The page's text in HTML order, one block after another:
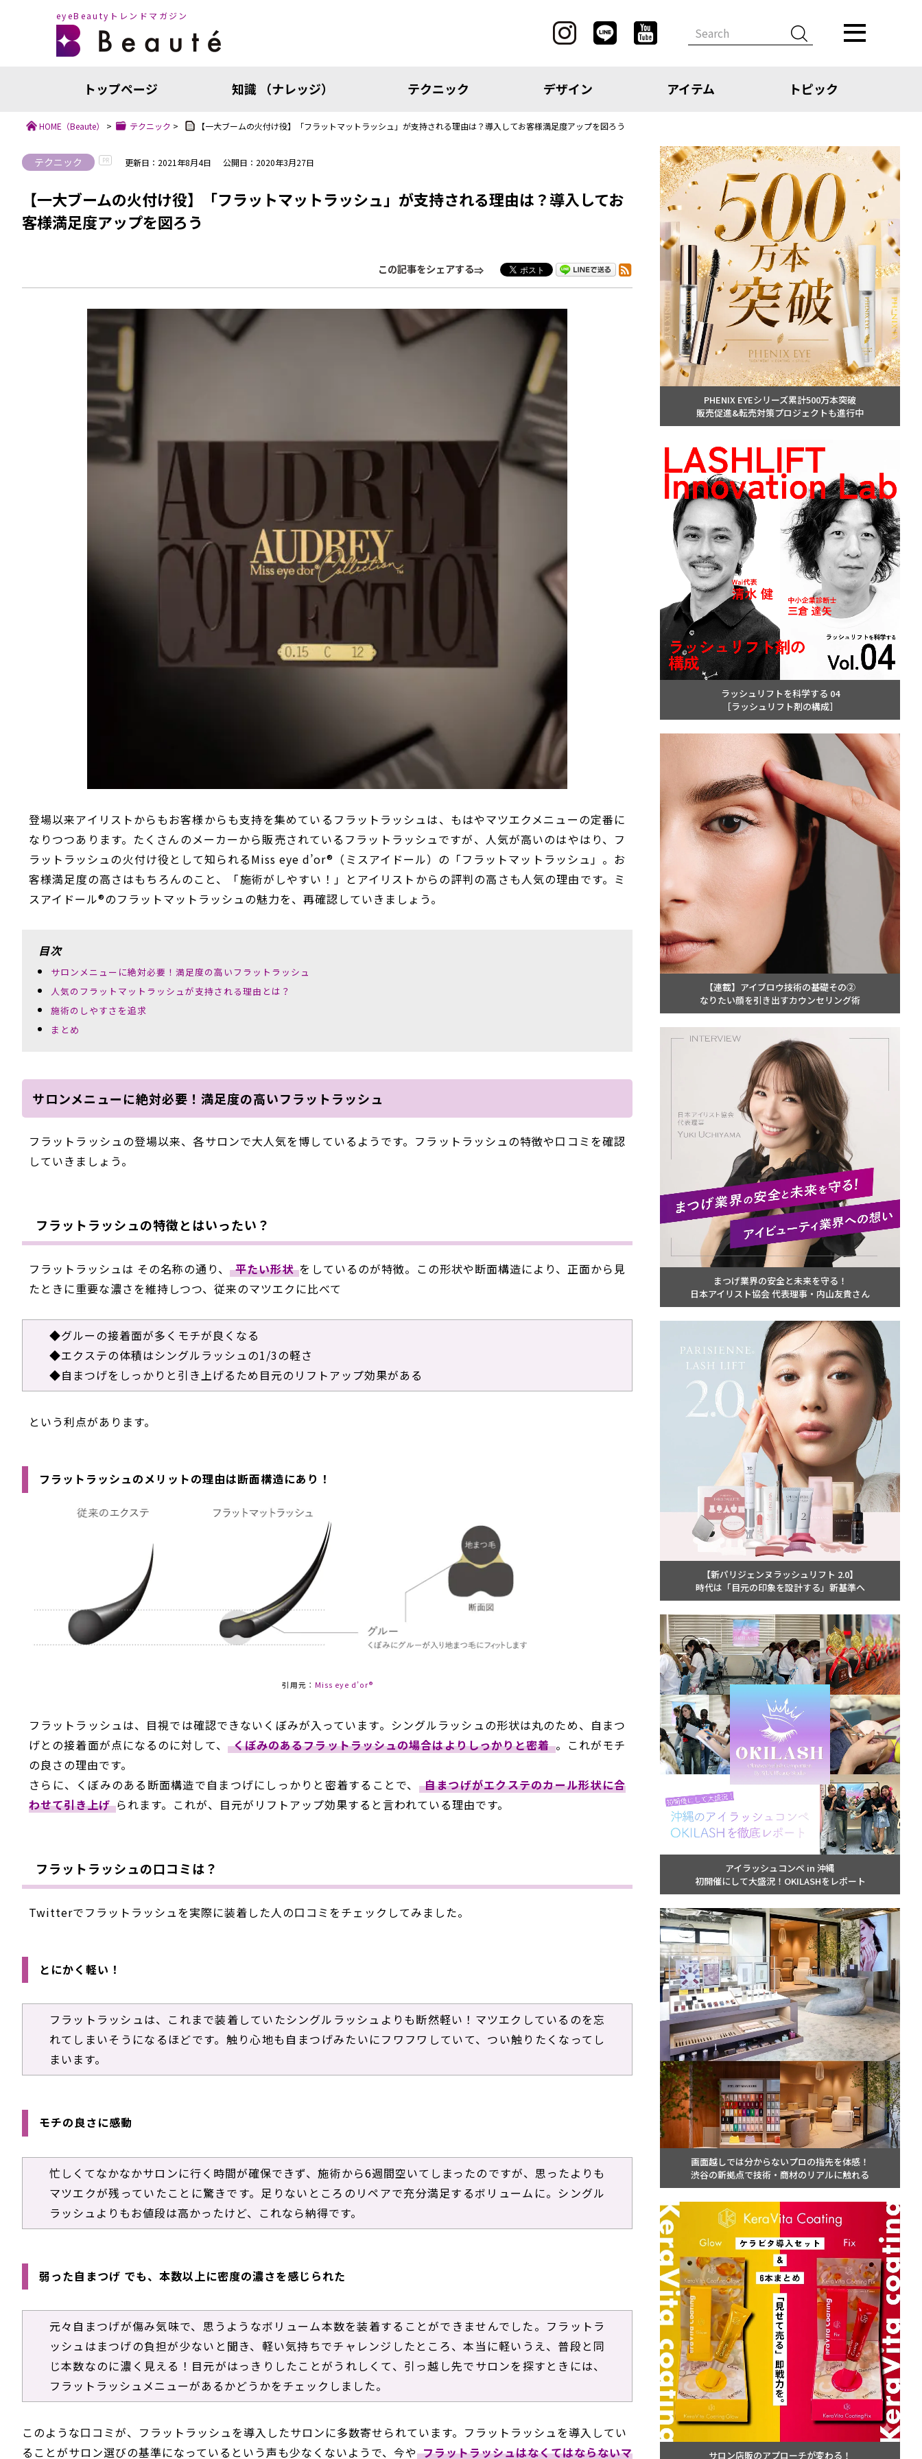
デザイン
アイテム トピック
利用規約 お問い合わせ プライバシーポリシー
Official Social account
eyeBeautyトレンドマガジン
トップページ 知識 （ナレッジ） テクニック デザイン アイテム トピック
HOME （Beaute） > テクニック > 【一大ブームの火付け役】「フラットマットラッシュ」が支持される理由は？導入してお客様満足度アップを図ろう
テクニック PR 更新日：2021年8月4日 公開日：2020年3月27日
【一大ブームの火付け役】「フラットマットラッシュ」が支持される理由は？導入してお
客様満足度アップを図ろう
この記事をシェアする
登場以来アイリストからもお客様からも支持を集めているフラットラッシュは、もはやマツエクメニューの定番に
なりつつあります。たくさんのメーカーから販売されているフラットラッシュですが、人気が高いのはやはり、フ
ラットラッシュの火付け役として知られるMiss eye d’or®（ミスアイドール）の「フラットマットラッシュ」。お
客様満足度の高さはもちろんのこと、「施術がしやすい！」とアイリストからの評判の高さも人気の理由です。ミ
スアイドール®のフラットマットラッシュの魅力を、再確認していきましょう。
目次
サロンメニューに絶対必要！満足度の高いフラットラッシュ
人気のフラットマットラッシュが支持される理由とは？
施術のしやすさを追求
まとめ
サロンメニューに絶対必要！満足度の高いフラットラッシュ
フラットラッシュの登場以来、各サロンで大人気を博しているようです。フラットラッシュの特徴や口コミを確認
していきましょう。
フラットラッシュの特徴とはいったい？
フラットラッシュは その名称の通り、 平たい形状 をしているのが特徴。この形状や断面構造により、正面から見
たときに重要な濃さを維持しつつ、従来のマツエクに比べて
◆グルーの接着面が多くモチが良くなる
◆エクステの体積はシングルラッシュの1/3の軽さ
◆自まつげをしっかりと引き上げるため目元のリフトアップ効果がある
という利点があります。
フラットラッシュのメリットの理由は断面構造にあり！
引用元： Miss eye d’or®
フラットラッシュは、目視では確認できないくぼみが入っています。シングルラッシュの形状は丸のため、自まつ
げとの接着面が点になるのに対して、
くぼみのあるフラットラッシュの場合はよりしっかりと密着 。これがモチ
の良さの理由です。
さらに、くぼみのある断面構造で自まつげにしっかりと密着することで、
自まつげがエクステのカール形状に合
わせて引き上げ られます。これが、目元がリフトアップ効果すると言われている理由です。
フラットラッシュの口コミは？
Twitterでフラットラッシュを実際に装着した人の口コミをチェックしてみました。
とにかく軽い！
フラットラッシュは、これまで装着していたシングルラッシュよりも断然軽い！マツエクしているのを忘
れてしまいそうになるほどです。触り心地も自まつげみたいにフワフワしていて、つい触りたくなってし
まいます。
モチの良さに感動
忙しくてなかなかサロンに行く時間が確保できず、施術から6週間空いてしまったのですが、思ったよりも
マツエクが残っていたことに驚きです。足りないところのリペアで充分満足するボリュームに。シングル
ラッシュよりもお値段は高かったけど、これなら納得です。
弱った自まつげ でも、本数以上に密度の濃さを感じられた
元々自まつげが傷み気味で、思うようなボリューム本数を装着することができませんでした。フラットラ
ッシュはまつげの負担が少ないと聞き、軽い気持ちでチャレンジしたところ、本当に軽いうえ、普段と同
じ本数なのに濃く見える！目元がはっきりしたことがうれしくて、引っ越し先でサロンを探すときには、
フラットラッシュメニューがあるかどうかをチェックしました。
このような口コミが、フラットラッシュを導入したサロンに多数寄せられています。フラットラッシュを導入してい
ることがサロン選びの基準になっているという声も少なくないようで、今や フラットラッシュはなくてはならないマ
PHENIX EYEシリーズ累計500万本突破
販売促進&転売対策プロジェクトも進行中
ラッシュリフトを科学する 04
［ラッシュリフト剤の構成］
【連載】アイブロウ技術の基礎その②
なりたい顔を引き出すカウンセリング術
まつげ業界の安全と未来を守る！
日本アイリスト協会 代表理事・内山友貴さん
【新パリジェンヌラッシュリフト 2.0】
時代は「目元の印象を設計する」新基準へ
アイラッシュコンペ in 沖縄
初開催にして大盛況！OKILASHをレポート
画面越しでは分からないプロの指先を体感！
渋谷の新拠点で技術・商材のリアルに触れる
サロン店販のアプローチが変わる！